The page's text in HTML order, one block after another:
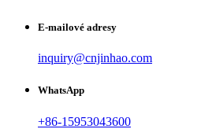
E-mailové adresy
inquiry@cnjinhao.com
WhatsApp
+86-15953043600